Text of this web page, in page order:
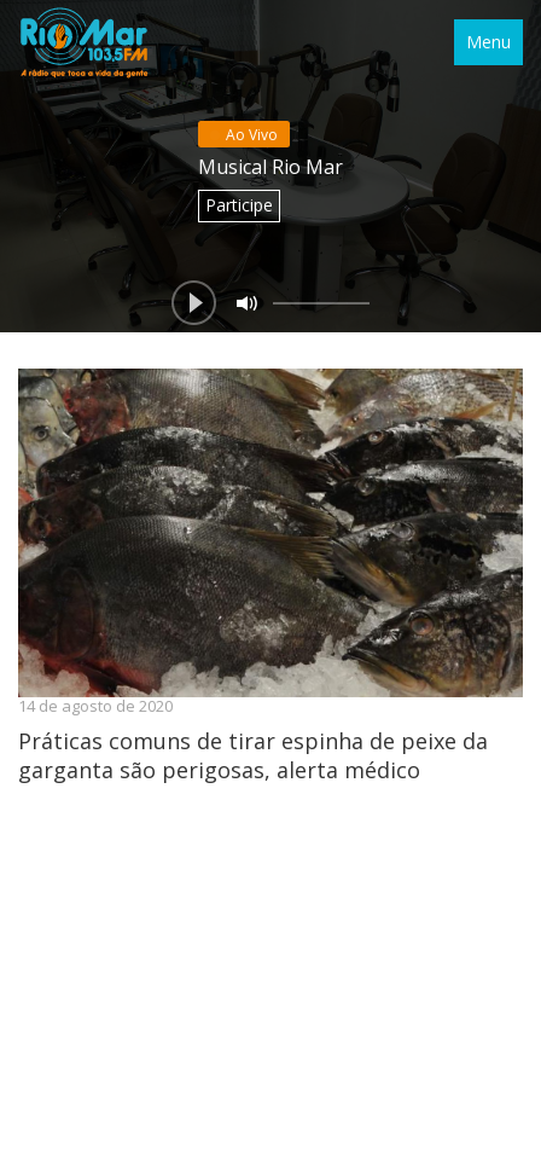
Menu
Ao Vivo
Musical Rio Mar
Participe
14 de agosto de 2020
Práticas comuns de tirar espinha de peixe da
garganta são perigosas, alerta médico